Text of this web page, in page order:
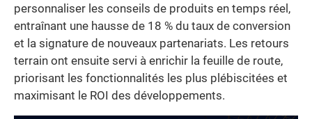
personnaliser les conseils de produits en temps réel,
entraînant une hausse de 18 % du taux de conversion
et la signature de nouveaux partenariats. Les retours
terrain ont ensuite servi à enrichir la feuille de route,
priorisant les fonctionnalités les plus plébiscitées et
maximisant le ROI des développements.